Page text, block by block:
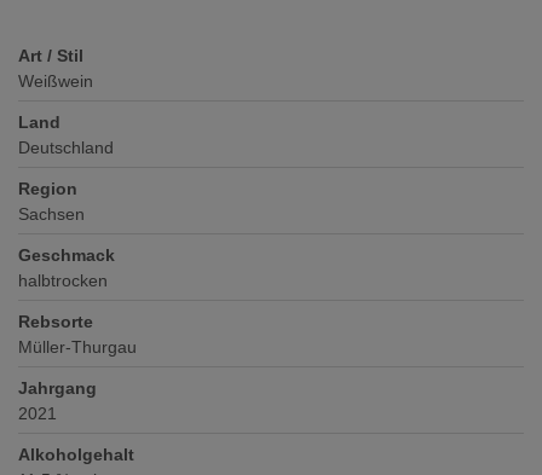
Art / Stil
Weißwein
Land
Deutschland
Region
Sachsen
Geschmack
halbtrocken
Rebsorte
Müller-Thurgau
Jahrgang
2021
Alkoholgehalt